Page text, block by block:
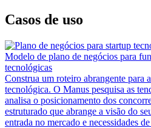
Casos de uso
Modelo de plano de negócios para
tecnológicas
Construa um roteiro abrangente para
tecnológica. O Manus pesquisa as
analisa o posicionamento dos
estruturado que abrange a visão do
entrada no mercado e necessidades